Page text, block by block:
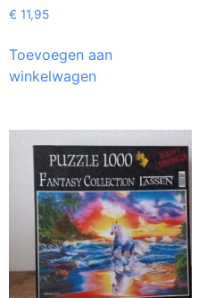
€ 11,95
Toevoegen aan
winkelwagen